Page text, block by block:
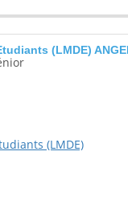
(LMDE)
(LMDE)